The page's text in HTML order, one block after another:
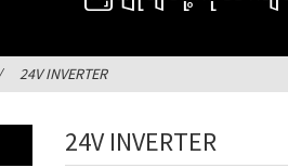
24V INVERTER
24V INVERTER